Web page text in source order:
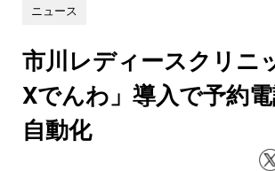
ニュース
市川レディースクリニ
Xでんわ」導入で予約
自動化